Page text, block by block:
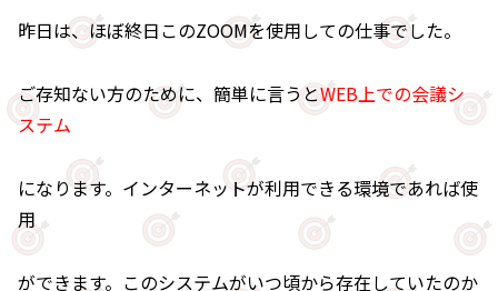
昨日は、ほぼ終日このZOOMを使用しての仕事でした。
ご存知ない方のために、簡単に言うとWEB上での会議シ
ステム
になります。インターネットが利用できる環境であれば使
用
ができます。このシステムがいつ頃から存在していたのか